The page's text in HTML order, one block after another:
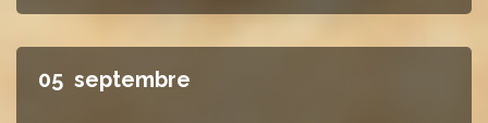
05 septembre